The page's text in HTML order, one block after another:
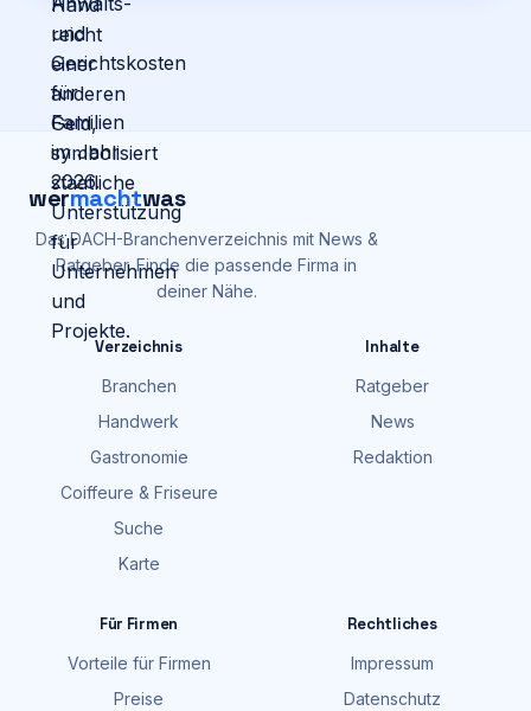
wermachtwas
Das DACH-Branchenverzeichnis mit News &
Ratgeber. Finde die passende Firma in
deiner Nähe.
Verzeichnis
Branchen
Handwerk
Gastronomie
Coiffeure & Friseure
Suche
Karte
Inhalte
Ratgeber
News
Redaktion
Für Firmen
Vorteile für Firmen
Preise
Rechtliches
Impressum
Datenschutz